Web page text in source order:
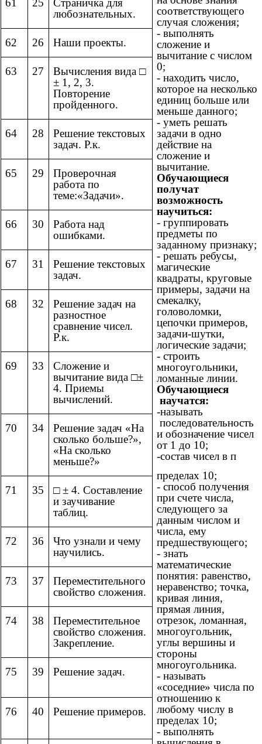
соответствующего
случая сложения;
- выполнять
сложение и
вычитание с числом
0;
- находить число,
которое на несколько
единиц больше или
меньше данного;
- уметь решать
задачи в одно
действие на
сложение и
вычитание.
Обучающиеся
получат
возможность
научиться:
- группировать
предметы по
заданному признаку;
- решать ребусы,
магические
квадраты, круговые
примеры, задачи на
смекалку,
головоломки,
цепочки примеров,
задачи-шутки,
логические задачи;
- строить
многоугольники,
ломанные линии.
Обучающиеся
научатся:
-называть
последовательность
и обозначение чисел
от 1 до 10;
-состав чисел в п
пределах 10;
- способ получения
при счете числа,
следующего за
данным числом и
числа, ему
предшествующего;
- знать
математические
понятия: равенство,
неравенство; точка,
кривая линия,
прямая линия,
отрезок, ломанная,
многоугольник,
углы вершины и
стороны
многоугольника.
- называть
«соседние» числа по
отношению к
любому числу в
пределах 10;
- выполнять
61 25
Страничка для
любознательных.
62 26 Наши проекты.
63 27
Вычисления вида □
± 1, 2, 3.
Повторение
пройденного.
64 28
Решение текстовых
задач. Р.к.
65 29
Проверочная
работа по
теме:«Задачи».
66 30
Работа над
ошибками.
67 31
Решение текстовых
задач.
68 32
Решение задач на
разностное
сравнение чисел.
Р.к.
69 33
Сложение и
вычитание вида □±
4. Приемы
вычислений.
70 34
Решение задач «На
сколько больше?»,
«На сколько
меньше?»
71 35
□ ± 4. Составление
и заучивание
таблиц.
72 36
Что узнали и чему
научились.
73 37
Переместительного
свойство сложения.
74 38
Переместительное
свойство сложения.
Закрепление.
75 39 Решение задач.
76 40 Решение примеров.